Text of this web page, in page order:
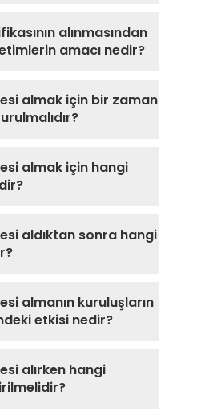
alınmasından
amacı nedir?
almak için bir zaman
almak için hangi
aldıktan sonra hangi
almanın kuruluşların
etkisi nedir?
alırken hangi